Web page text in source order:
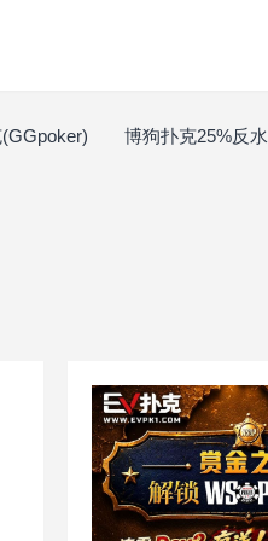
博狗扑克25%反水